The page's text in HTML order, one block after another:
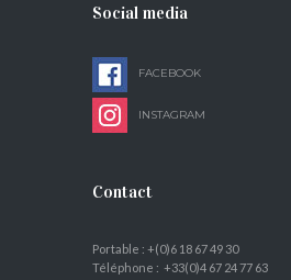
Social media
FACEBOOK
INSTAGRAM
Contact
Portable : +(0)6 18 67 49 30
Téléphone : +33(0)4 67 24 77 63